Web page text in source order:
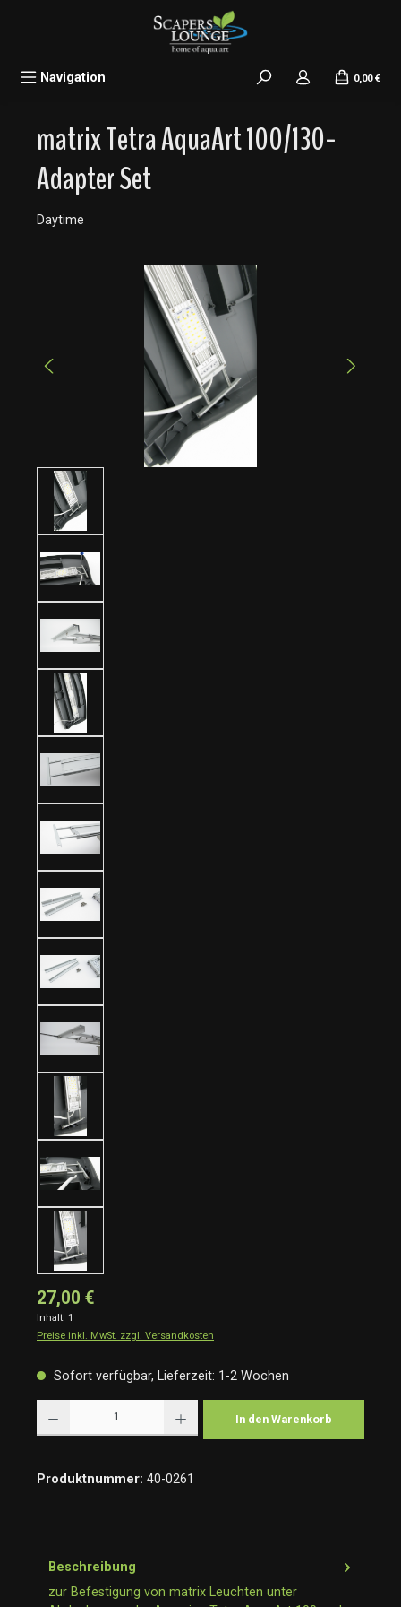
Navigation 0,00 €
matrix Tetra AquaArt 100/130-
Adapter Set
Daytime
Bildergalerie überspringen
27,00 €
Inhalt: 1
Preise inkl. MwSt. zzgl. Versandkosten
Sofort verfügbar, Lieferzeit: 1-2 Wochen
In den Warenkorb
Produktnummer: 40-0261
Beschreibung
zur Befestigung von matrix Leuchten unter